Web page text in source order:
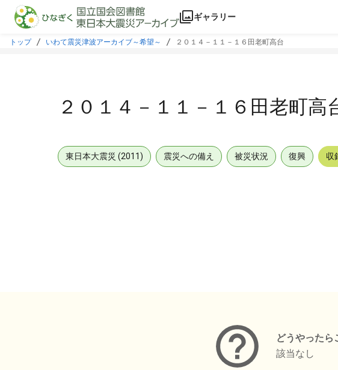
本文に飛ぶ
ギャラリー
トップ いわて震災津波アーカイブ～希望～ ２０１４－１１－１６田老町高台
２０１４－１１－１６田老町高
東日本大震災 (2011) 震災への備え 被災状況 復興 収
どうやったら
該当なし